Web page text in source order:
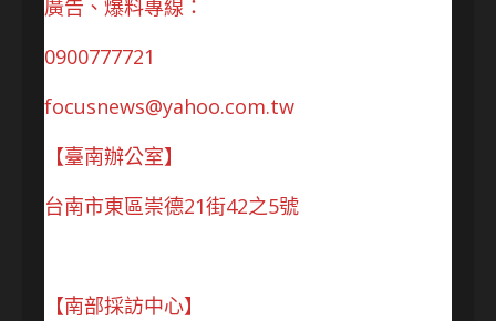
廣告、爆料專線：
0900777721
focusnews@yahoo.com.tw
【臺南辦公室】
台南市東區崇德21街42之5號
【南部採訪中心】